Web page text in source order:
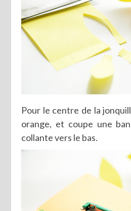
Pour le centre de la
orange, et coupe une
collante vers le bas.